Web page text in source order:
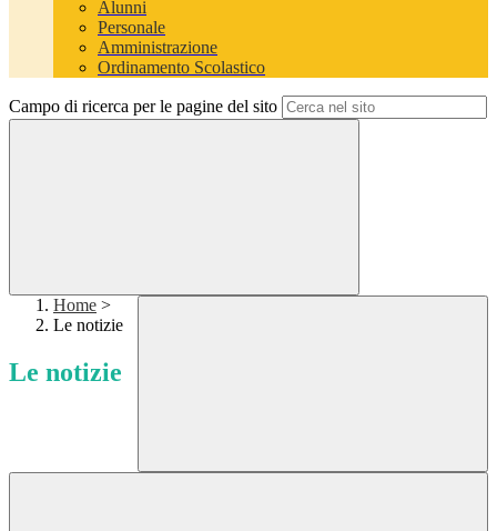
Alunni
Personale
Amministrazione
Ordinamento Scolastico
Campo di ricerca per le pagine del sito
Home >
Le notizie
Le notizie